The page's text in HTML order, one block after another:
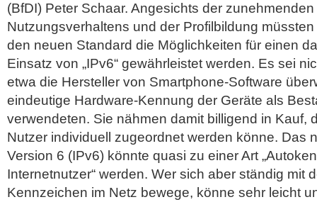
(BfDI) Peter Schaar. Angesichts der
Nutzungsverhaltens und der Profilbildung
den neuen Standard die Möglichkeiten für einen
Einsatz von „IPv6“ gewährleistet werden. Es sei
etwa die Hersteller von Smartphone-Software
eindeutige Hardware-Kennung der Geräte als
verwendeten. Sie nähmen damit billigend in Kauf,
Nutzer individuell zugeordnet werden könne. Das
Version 6 (IPv6) könnte quasi zu einer Art
Internetnutzer“ werden. Wer sich aber ständig mit
Kennzeichen im Netz bewege, könne sehr leicht